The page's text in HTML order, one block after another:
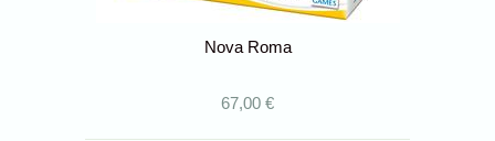
Nova Roma
67,00 €